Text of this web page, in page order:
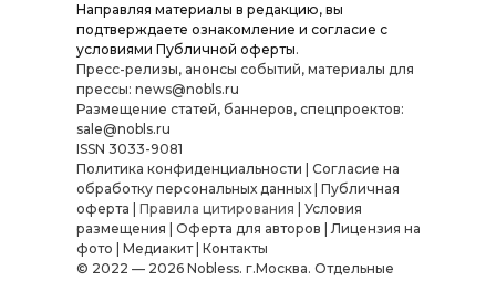
Направляя материалы в редакцию, вы
подтверждаете ознакомление и согласие с
условиями Публичной оферты.
Пресс-релизы, анонсы событий, материалы для
прессы: news@nobls.ru
Размещение статей, баннеров, спецпроектов:
sale@nobls.ru
ISSN 3033-9081
Политика конфиденциальности
Согласие на
обработку персональных данных| Публичная
оферта
Правила цитирования
Условия
размещения
Оферта для авторов |Лицензия на
фото
Медиакит| Контакты
© 2022 — 2026 Nobless. г.Москва. Отдельные